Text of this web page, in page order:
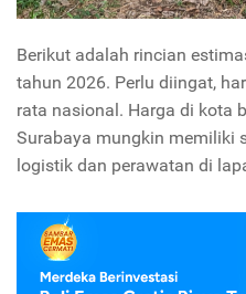
Berikut adalah rincian
tahun 2026. Perlu diingat,
rata nasional. Harga di kota
Surabaya mungkin memiliki
logistik dan perawatan di